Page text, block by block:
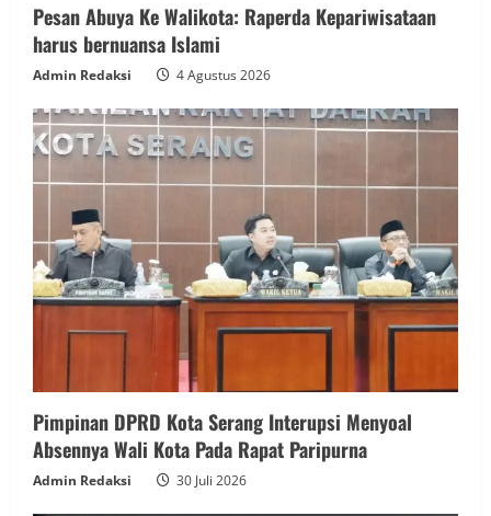
Pesan Abuya Ke Walikota: Raperda Kepariwisataan
harus bernuansa Islami
Admin Redaksi 4 Agustus 2026
Pimpinan DPRD Kota Serang Interupsi Menyoal
Absennya Wali Kota Pada Rapat Paripurna
Admin Redaksi 30 Juli 2026